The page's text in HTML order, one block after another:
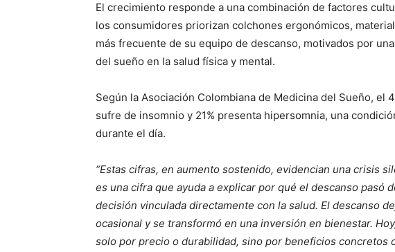
El crecimiento responde a una combinación de factores
los consumidores priorizan colchones ergonómicos,
más frecuente de su equipo de descanso, motivados por
del sueño en la salud física y mental.
Según la Asociación Colombiana de Medicina del Sueño, el
sufre de insomnio y 21% presenta hipersomnia, una
durante el día.
“Estas cifras, en aumento sostenido, evidencian una crisis
es una cifra que ayuda a explicar por qué el descanso pasó
decisión vinculada directamente con la salud. El descanso
ocasional y se transformó en una inversión en bienestar.
solo por precio o durabilidad, sino por beneficios concretos